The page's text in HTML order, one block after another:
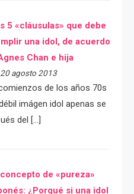
5 «cláusulas» que debe
una idol, de acuerdo
Chan e hija
20 agosto 2013
de los años 70s
imágen idol apenas se
del […]
de «pureza»
¿Porqué si una idol